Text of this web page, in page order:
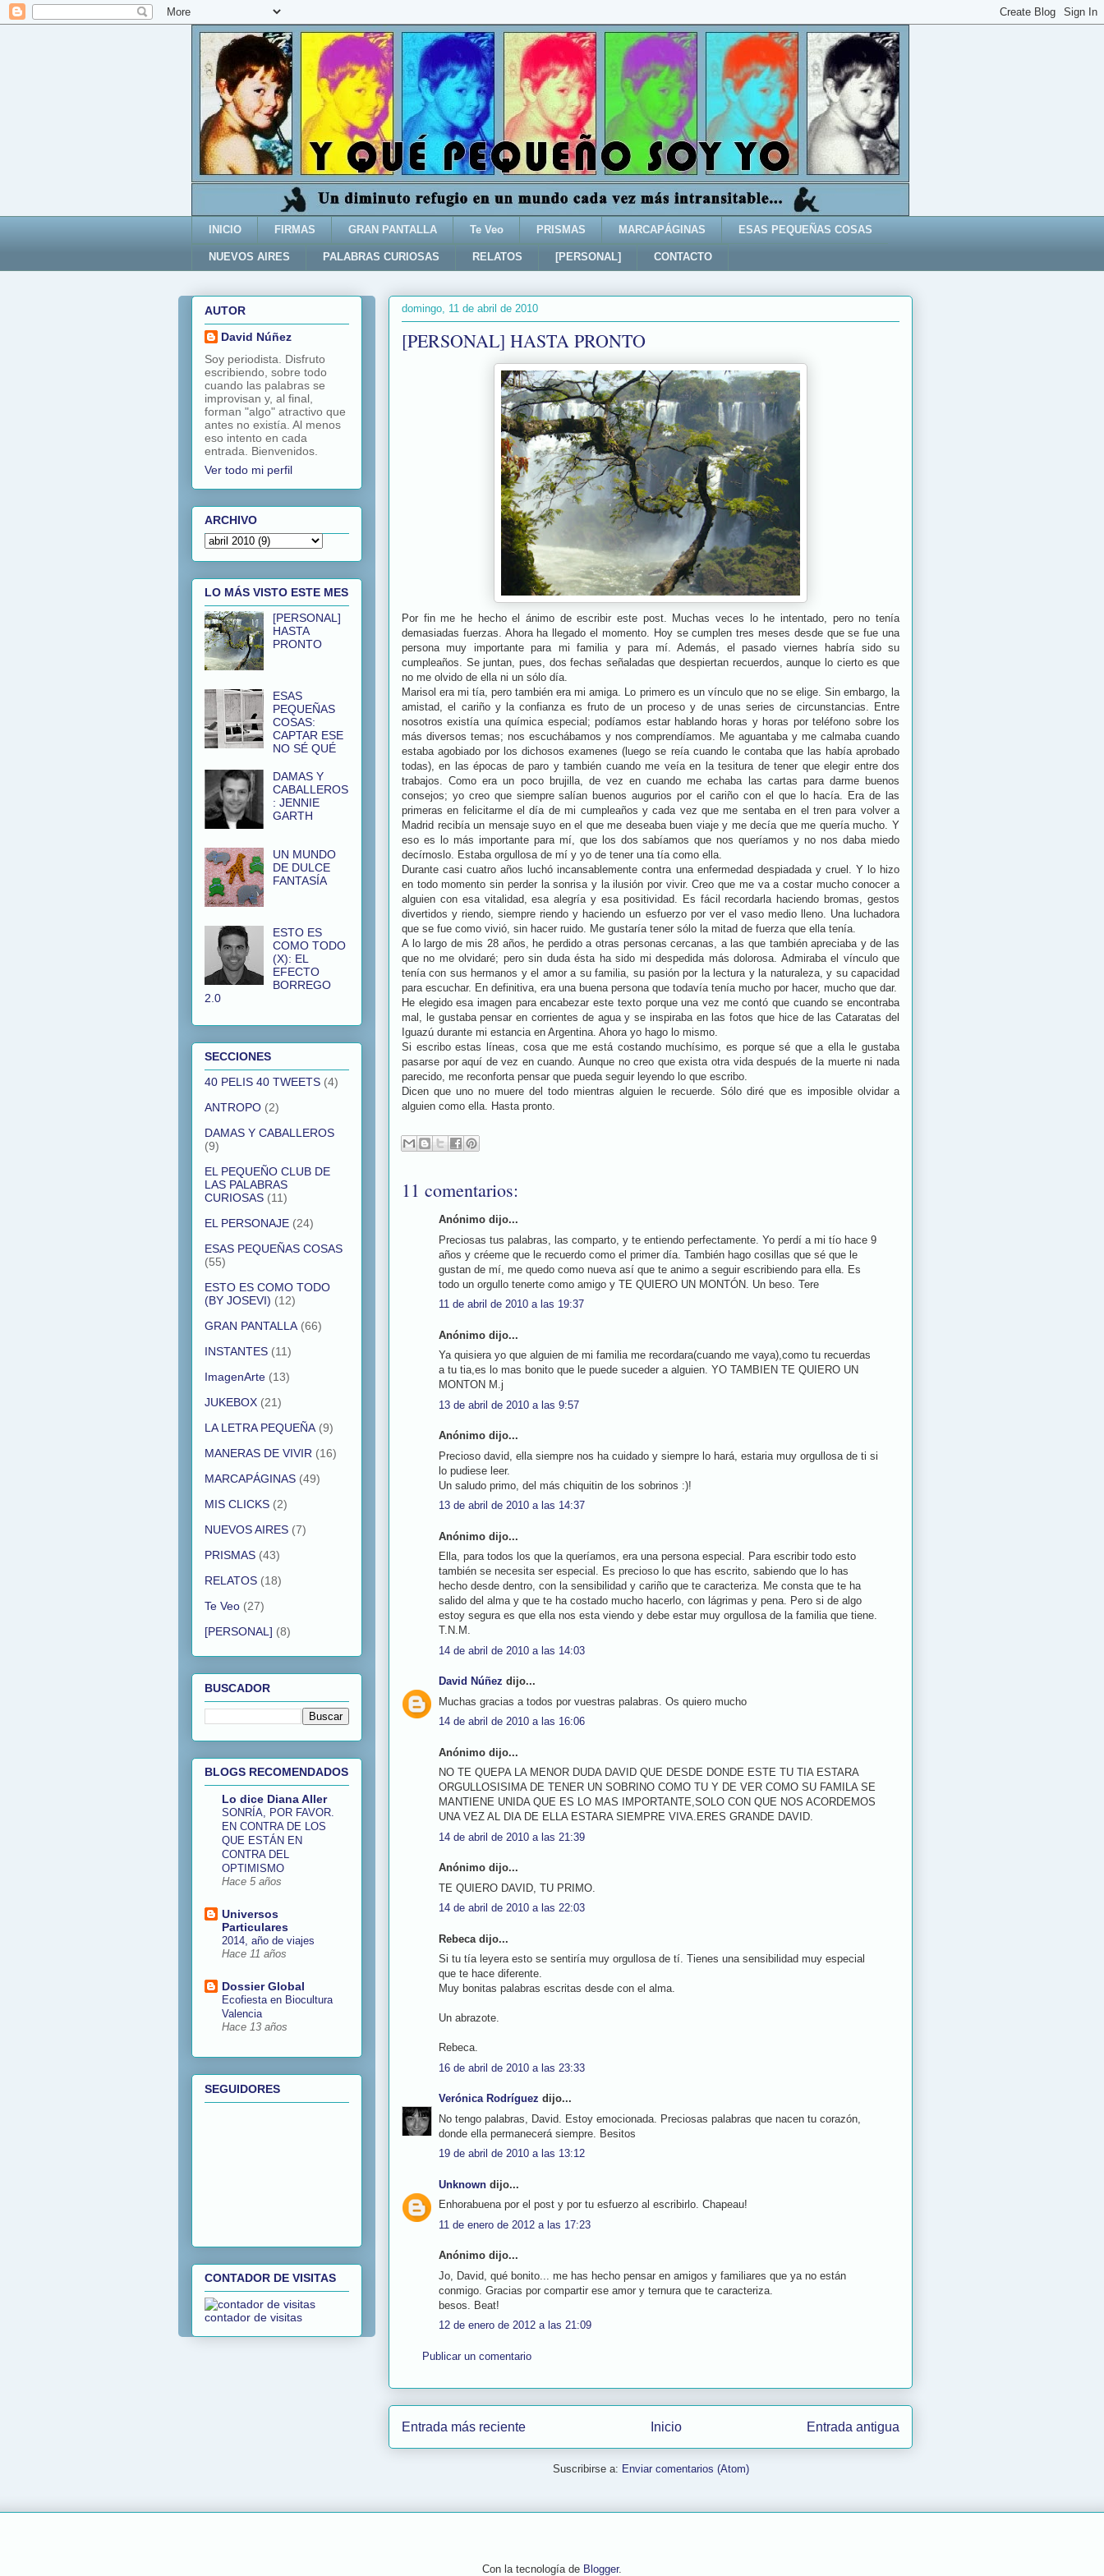
INICIO FIRMAS GRAN PANTALLA Te Veo PRISMAS MARCAPÁGINAS ESAS PEQUEÑAS COSAS
NUEVOS AIRES PALABRAS CURIOSAS RELATOS [PERSONAL] CONTACTO
domingo, 11 de abril de 2010
[PERSONAL] HASTA PRONTO
Por fin me he hecho el ánimo de escribir este post. Muchas veces lo he intentado, pero no tenía
demasiadas fuerzas. Ahora ha llegado el momento. Hoy se cumplen tres meses desde que se fue una
persona muy importante para mi familia y para mí. Además, el pasado viernes habría sido su
cumpleaños. Se juntan, pues, dos fechas señaladas que despiertan recuerdos, aunque lo cierto es que
no me olvido de ella ni un sólo día.
Marisol era mi tía, pero también era mi amiga. Lo primero es un vínculo que no se elige. Sin embargo, la
amistad, el cariño y la confianza es fruto de un proceso y de unas series de circunstancias. Entre
nosotros existía una química especial; podíamos estar hablando horas y horas por teléfono sobre los
más diversos temas; nos escuchábamos y nos comprendíamos. Me aguantaba y me calmaba cuando
estaba agobiado por los dichosos examenes (luego se reía cuando le contaba que las había aprobado
todas), en las épocas de paro y también cuando me veía en la tesitura de tener que elegir entre dos
trabajos. Como era un poco brujilla, de vez en cuando me echaba las cartas para darme buenos
consejos; yo creo que siempre salían buenos augurios por el cariño con el que lo hacía. Era de las
primeras en felicitarme el día de mi cumpleaños y cada vez que me sentaba en el tren para volver a
Madrid recibía un mensaje suyo en el que me deseaba buen viaje y me decía que me quería mucho. Y
eso es lo más importante para mí, que los dos sabíamos que nos queríamos y no nos daba miedo
decírnoslo. Estaba orgullosa de mí y yo de tener una tía como ella.
Durante casi cuatro años luchó incansablemente contra una enfermedad despiadada y cruel. Y lo hizo
en todo momento sin perder la sonrisa y la ilusión por vivir. Creo que me va a costar mucho conocer a
alguien con esa vitalidad, esa alegría y esa positividad. Es fácil recordarla haciendo bromas, gestos
divertidos y riendo, siempre riendo y haciendo un esfuerzo por ver el vaso medio lleno. Una luchadora
que se fue como vivió, sin hacer ruido. Me gustaría tener sólo la mitad de fuerza que ella tenía.
A lo largo de mis 28 años, he perdido a otras personas cercanas, a las que también apreciaba y de las
que no me olvidaré; pero sin duda ésta ha sido mi despedida más dolorosa. Admiraba el vínculo que
tenía con sus hermanos y el amor a su familia, su pasión por la lectura y la naturaleza, y su capacidad
para escuchar. En definitiva, era una buena persona que todavía tenía mucho por hacer, mucho que dar.
He elegido esa imagen para encabezar este texto porque una vez me contó que cuando se encontraba
mal, le gustaba pensar en corrientes de agua y se inspiraba en las fotos que hice de las Cataratas del
Iguazú durante mi estancia en Argentina. Ahora yo hago lo mismo.
Si escribo estas líneas, cosa que me está costando muchísimo, es porque sé que a ella le gustaba
pasarse por aquí de vez en cuando. Aunque no creo que exista otra vida después de la muerte ni nada
parecido, me reconforta pensar que pueda seguir leyendo lo que escribo.
Dicen que uno no muere del todo mientras alguien le recuerde. Sólo diré que es imposible olvidar a
alguien como ella. Hasta pronto.
11 comentarios:
Anónimo dijo...
Preciosas tus palabras, las comparto, y te entiendo perfectamente. Yo perdí a mi tío hace 9
años y créeme que le recuerdo como el primer día. También hago cosillas que sé que le
gustan de mí, me quedo como nueva así que te animo a seguir escribiendo para ella. Es
todo un orgullo tenerte como amigo y TE QUIERO UN MONTÓN. Un beso. Tere
11 de abril de 2010 a las 19:37
Anónimo dijo...
Ya quisiera yo que alguien de mi familia me recordara(cuando me vaya),como tu recuerdas
a tu tia,es lo mas bonito que le puede suceder a alguien. YO TAMBIEN TE QUIERO UN
MONTON M.j
13 de abril de 2010 a las 9:57
Anónimo dijo...
Precioso david, ella siempre nos ha cuidado y siempre lo hará, estaria muy orgullosa de ti si
lo pudiese leer.
Un saludo primo, del más chiquitin de los sobrinos :)!
13 de abril de 2010 a las 14:37
Anónimo dijo...
Ella, para todos los que la queríamos, era una persona especial. Para escribir todo esto
también se necesita ser especial. Es precioso lo que has escrito, sabiendo que lo has
hecho desde dentro, con la sensibilidad y cariño que te caracteriza. Me consta que te ha
salido del alma y que te ha costado mucho hacerlo, con lágrimas y pena. Pero si de algo
estoy segura es que ella nos esta viendo y debe estar muy orgullosa de la familia que tiene.
T.N.M.
14 de abril de 2010 a las 14:03
David Núñez dijo...
Muchas gracias a todos por vuestras palabras. Os quiero mucho
14 de abril de 2010 a las 16:06
Anónimo dijo...
NO TE QUEPA LA MENOR DUDA DAVID QUE DESDE DONDE ESTE TU TIA ESTARA
ORGULLOSISIMA DE TENER UN SOBRINO COMO TU Y DE VER COMO SU FAMILA SE
MANTIENE UNIDA QUE ES LO MAS IMPORTANTE,SOLO CON QUE NOS ACORDEMOS
UNA VEZ AL DIA DE ELLA ESTARA SIEMPRE VIVA.ERES GRANDE DAVID.
14 de abril de 2010 a las 21:39
Anónimo dijo...
TE QUIERO DAVID, TU PRIMO.
14 de abril de 2010 a las 22:03
Rebeca dijo...
Si tu tía leyera esto se sentiría muy orgullosa de tí. Tienes una sensibilidad muy especial
que te hace diferente.
Muy bonitas palabras escritas desde con el alma.
Un abrazote.
Rebeca.
16 de abril de 2010 a las 23:33
Verónica Rodríguez dijo...
No tengo palabras, David. Estoy emocionada. Preciosas palabras que nacen tu corazón,
donde ella permanecerá siempre. Besitos
19 de abril de 2010 a las 13:12
Unknown dijo...
Enhorabuena por el post y por tu esfuerzo al escribirlo. Chapeau!
11 de enero de 2012 a las 17:23
Anónimo dijo...
Jo, David, qué bonito... me has hecho pensar en amigos y familiares que ya no están
conmigo. Gracias por compartir ese amor y ternura que te caracteriza.
besos. Beat!
12 de enero de 2012 a las 21:09
Publicar un comentario
Entrada más reciente Entrada antigua
Inicio
Suscribirse a: Enviar comentarios (Atom)
AUTOR
David Núñez
Soy periodista. Disfruto
escribiendo, sobre todo
cuando las palabras se
improvisan y, al final,
forman "algo" atractivo que
antes no existía. Al menos
eso intento en cada
entrada. Bienvenidos.
Ver todo mi perfil
ARCHIVO
LO MÁS VISTO ESTE MES
[PERSONAL]
HASTA
PRONTO
ESAS
PEQUEÑAS
COSAS:
CAPTAR ESE
NO SÉ QUÉ
DAMAS Y
CABALLEROS
: JENNIE
GARTH
UN MUNDO
DE DULCE
FANTASÍA
ESTO ES
COMO TODO
(X): EL
EFECTO
BORREGO
2.0
SECCIONES
40 PELIS 40 TWEETS (4)
ANTROPO (2)
DAMAS Y CABALLEROS
(9)
EL PEQUEÑO CLUB DE
LAS PALABRAS
CURIOSAS (11)
EL PERSONAJE (24)
ESAS PEQUEÑAS COSAS
(55)
ESTO ES COMO TODO
(BY JOSEVI) (12)
GRAN PANTALLA (66)
INSTANTES (11)
ImagenArte (13)
JUKEBOX (21)
LA LETRA PEQUEÑA (9)
MANERAS DE VIVIR (16)
MARCAPÁGINAS (49)
MIS CLICKS (2)
NUEVOS AIRES (7)
PRISMAS (43)
RELATOS (18)
Te Veo (27)
[PERSONAL] (8)
BUSCADOR
BLOGS RECOMENDADOS
Lo dice Diana Aller
SONRÍA, POR FAVOR.
EN CONTRA DE LOS
QUE ESTÁN EN
CONTRA DEL
OPTIMISMO
Hace 5 años
Universos
Particulares
2014, año de viajes
Hace 11 años
Dossier Global
Ecofiesta en Biocultura
Valencia
Hace 13 años
SEGUIDORES
CONTADOR DE VISITAS
contador de visitas
Con la tecnología de Blogger.